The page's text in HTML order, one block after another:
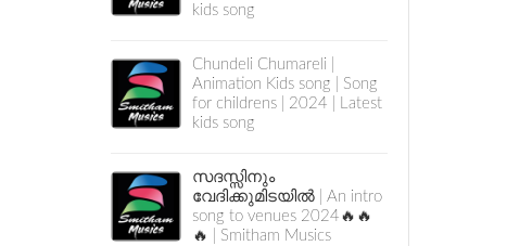
kids song
Chundeli Chumareli |
Animation Kids song | Song
for childrens | 2024 | Latest
kids song
സദസ്സിനും
വേദിക്കുമിടയിൽ | An intro
song to venues 2024🔥🔥
🔥 | Smitham Musics